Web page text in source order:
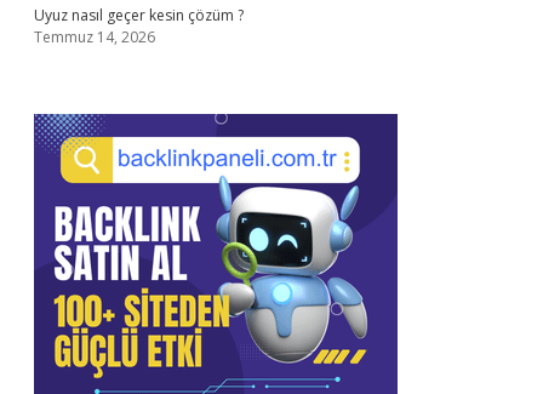
Uyuz nasıl geçer kesin çözüm ?
Temmuz 14, 2026